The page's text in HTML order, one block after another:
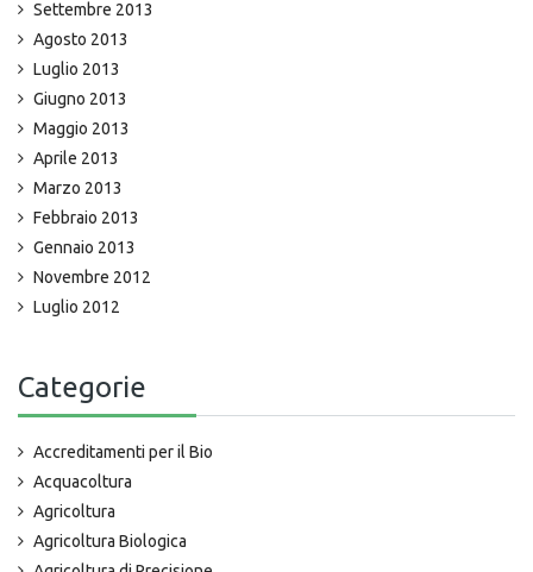
Settembre 2013
Agosto 2013
Luglio 2013
Giugno 2013
Maggio 2013
Aprile 2013
Marzo 2013
Febbraio 2013
Gennaio 2013
Novembre 2012
Luglio 2012
Categorie
Accreditamenti per il Bio
Acquacoltura
Agricoltura
Agricoltura Biologica